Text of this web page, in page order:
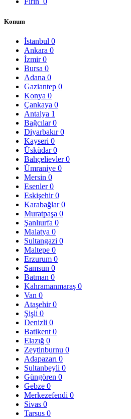
Konum
İstanbul 0
Ankara 0
İzmir0
Bursa 0
Adana 0
Gaziantep 0
Konya 0
Çankaya 0
Antalya 1
Bağcılar0
Diyarbakır0
Kayseri 0
Üsküdar0
Bahçelievler0
Ümraniye 0
Mersin 0
Esenler0
Eskişehir0
Karabağlar0
Muratpaşa 0
Şanlıurfa 0
Malatya 0
Sultangazi 0
Maltepe 0
Erzurum 0
Samsun 0
Batman 0
Kahramanmaraş 0
Van 0
Ataşehir0
Şişli 0
Denizli 0
Batikent 0
Elazığ 0
Zeytinburnu 0
Adapazarı 0
Sultanbeyli 0
Güngören 0
Gebze 0
Merkezefendi 0
Sivas 0
Tarsus 0